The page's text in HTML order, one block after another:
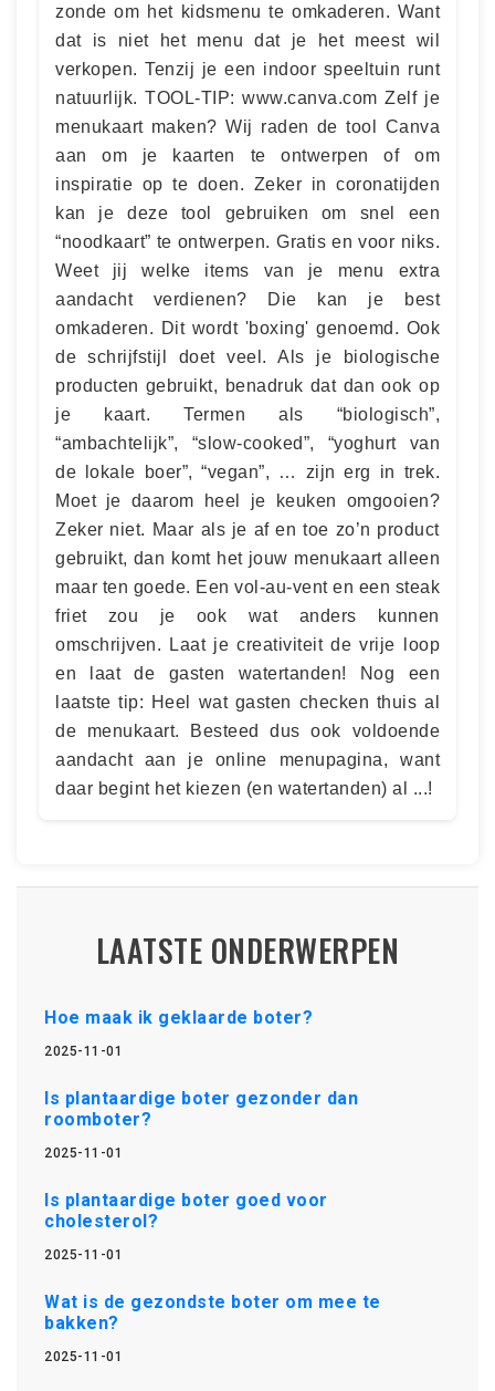
zonde om het kidsmenu te omkaderen. Want
dat is niet het menu dat je het meest wil
verkopen. Tenzij je een indoor speeltuin runt
natuurlijk. TOOL-TIP: www.canva.com Zelf je
menukaart maken? Wij raden de tool Canva
aan om je kaarten te ontwerpen of om
inspiratie op te doen. Zeker in coronatijden
kan je deze tool gebruiken om snel een
“noodkaart” te ontwerpen. Gratis en voor niks.
Weet jij welke items van je menu extra
aandacht verdienen? Die kan je best
omkaderen. Dit wordt 'boxing' genoemd. Ook
de schrijfstijl doet veel. Als je biologische
producten gebruikt, benadruk dat dan ook op
je kaart. Termen als “biologisch”,
“ambachtelijk”, “slow-cooked”, “yoghurt van
de lokale boer”, “vegan”, … zijn erg in trek.
Moet je daarom heel je keuken omgooien?
Zeker niet. Maar als je af en toe zo’n product
gebruikt, dan komt het jouw menukaart alleen
maar ten goede. Een vol-au-vent en een steak
friet zou je ook wat anders kunnen
omschrijven. Laat je creativiteit de vrije loop
en laat de gasten watertanden! Nog een
laatste tip: Heel wat gasten checken thuis al
de menukaart. Besteed dus ook voldoende
aandacht aan je online menupagina, want
daar begint het kiezen (en watertanden) al ...!
LAATSTE ONDERWERPEN
Hoe maak ik geklaarde boter?
2025-11-01
Is plantaardige boter gezonder dan
roomboter?
2025-11-01
Is plantaardige boter goed voor
cholesterol?
2025-11-01
Wat is de gezondste boter om mee te
bakken?
2025-11-01